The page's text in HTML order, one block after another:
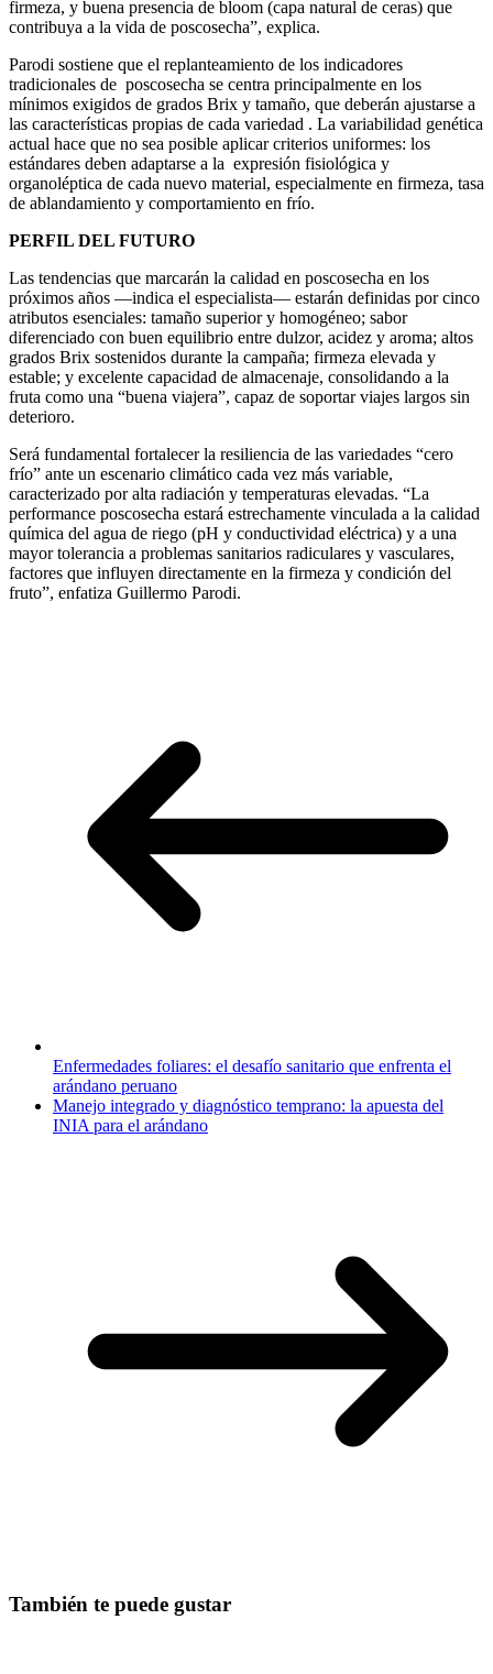
firmeza, y buena presencia de bloom (capa natural de ceras) que
contribuya a la vida de poscosecha”, explica.
Parodi sostiene que el replanteamiento de los indicadores
tradicionales de poscosecha se centra principalmente en los
mínimos exigidos de grados Brix y tamaño, que deberán ajustarse a
las características propias de cada variedad . La variabilidad genética
actual hace que no sea posible aplicar criterios uniformes: los
estándares deben adaptarse a la expresión fisiológica y
organoléptica de cada nuevo material, especialmente en firmeza, tasa
de ablandamiento y comportamiento en frío.
PERFIL DEL FUTURO
Las tendencias que marcarán la calidad en poscosecha en los
próximos años —indica el especialista— estarán definidas por cinco
atributos esenciales: tamaño superior y homogéneo; sabor
diferenciado con buen equilibrio entre dulzor, acidez y aroma; altos
grados Brix sostenidos durante la campaña; firmeza elevada y
estable; y excelente capacidad de almacenaje, consolidando a la
fruta como una “buena viajera”, capaz de soportar viajes largos sin
deterioro.
Será fundamental fortalecer la resiliencia de las variedades “cero
frío” ante un escenario climático cada vez más variable,
caracterizado por alta radiación y temperaturas elevadas. “La
performance poscosecha estará estrechamente vinculada a la calidad
química del agua de riego (pH y conductividad eléctrica) y a una
mayor tolerancia a problemas sanitarios radiculares y vasculares,
factores que influyen directamente en la firmeza y condición del
fruto”, enfatiza Guillermo Parodi.
Enfermedades foliares: el desafío sanitario que enfrenta el
arándano peruano
Manejo integrado y diagnóstico temprano: la apuesta del
INIA para el arándano
También te puede gustar